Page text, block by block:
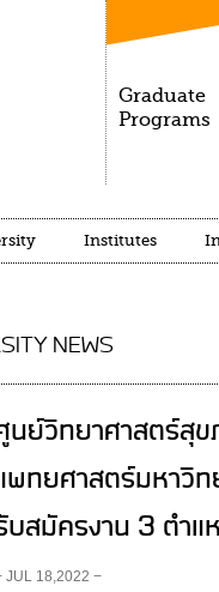
Graduate
Programs
Institutes
NEWS
นย์วิทยาศาสตร์สุ
พทยศาสตร์มหาวิท
บสมัครงาน 3 ตำแ
JUL 18,2022 −